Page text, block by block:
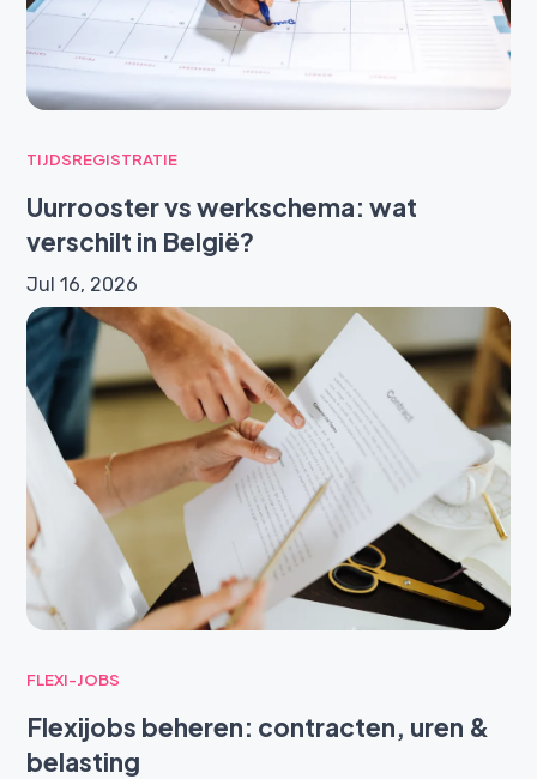
TIJDSREGISTRATIE
Uurrooster vs werkschema: wat
verschilt in België?
Jul 16, 2026
FLEXI-JOBS
Flexijobs beheren: contracten, uren &
belasting